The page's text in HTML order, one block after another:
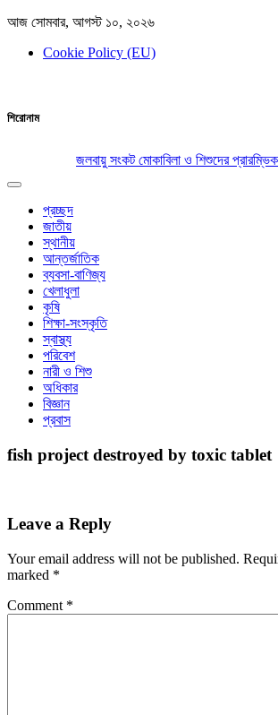
আজ সোমবার, আগস্ট ১০, ২০২৬
Cookie Policy (EU)
দেশের খবর
যুক্ত থাকুন দেশের সঙ্গে
শিরোনাম
জলবায়ু সংকট মোকাবিলা ও শিশুদের
Toggle
navigation
প্রচ্ছদ
জাতীয়
স্থানীয়
আন্তর্জাতিক
ব্যবসা-বাণিজ্য
খেলাধুলা
কৃষি
শিক্ষা-সংস্কৃতি
স্বাস্থ্য
পরিবেশ
নারী ও শিশু
অধিকার
বিজ্ঞান
প্রবাস
fish project destroyed by toxic tablet
Leave a Reply
Your email address will not be published.
marked *
Comment *